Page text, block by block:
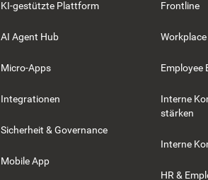
KI-gestützte Plattform
AI Agent Hub
Micro-Apps
Integrationen
Sicherheit & Governance
Mobile App
Frontline
Employee
Interne
stärken
Interne
HR &